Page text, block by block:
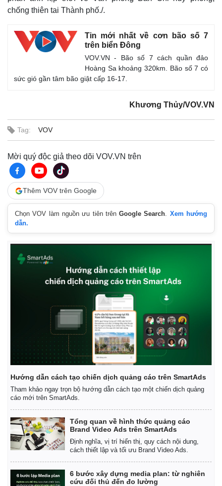
chống thiên tai Thành phố./.
Tin mới nhất về cơn bão số 7
trên biển Đông
VOV.VN - Bão số 7 cách quần đảo
Hoàng Sa khoảng 320km. Bão số 7 có
sức gió gần tâm bão giật cấp 16-17.
Khương Thủy/VOV.VN
Tag: VOV
Mời quý độc giả theo dõi VOV.VN trên
Thêm VOV trên Google
Chọn VOV làm nguồn ưu tiên trênGoogle Search. Xem hướng
dẫn.
Hướng dẫn cách tạo chiến dịch quảng cáo trên SmartAds
Tham khảo ngay trọn bộ hướng dẫn cách tạo một chiến dịch quảng
cáo mới trên SmartAds.
Tổng quan về hình thức quảng cáo
Brand Video Ads trên SmartAds
Định nghĩa, vị trí hiển thị, quy cách nội dung,
cách thiết lập và tối ưu Brand Video Ads.
6 bước xây dựng media plan: từ nghiên
cứu đối thủ đến đo lường